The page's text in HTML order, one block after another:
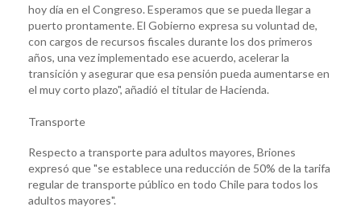
hoy día en el Congreso. Esperamos que se pueda llegar a
puerto prontamente. El Gobierno expresa su voluntad de,
con cargos de recursos fiscales durante los dos primeros
años, una vez implementado ese acuerdo, acelerar la
transición y asegurar que esa pensión pueda aumentarse en
el muy corto plazo", añadió el titular de Hacienda.
Transporte
Respecto a transporte para adultos mayores, Briones
expresó que "se establece una reducción de 50% de la tarifa
regular de transporte público en todo Chile para todos los
adultos mayores".